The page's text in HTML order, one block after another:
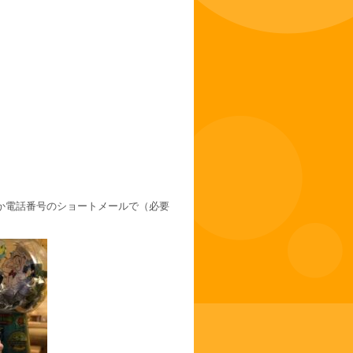
話番号のショートメールで（必要